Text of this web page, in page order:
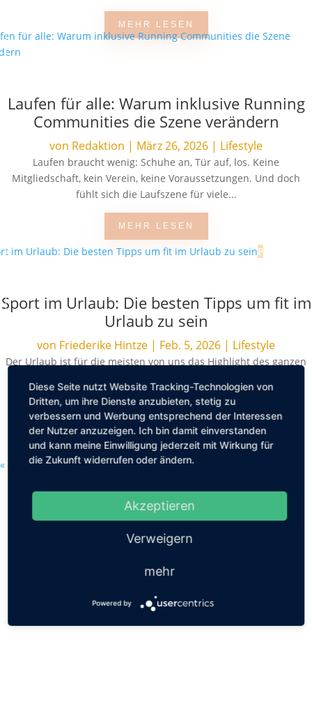
MEHR LESEN
Laufen für alle: Warum inklusive Running
Communities die Szene verändern
von Redaktion | März 26, 2026 | Lifestyle
Laufen braucht wenig: Schuhe an, Tür auf, los. Keine
Mitgliedschaft, kein Verein, keine Voraussetzungen. Und doch
fühlt sich die Laufszene für viele...
MEHR LESEN
Sport im Urlaub: Die besten Tipps um fit im
Urlaub zu sein
von Friederike Hintze | Feb. 5, 2026 | Lifestyle
Der Urlaub ist für die meisten von uns das Highlight des ganzen
Wänden, die Seele baumeln...
MEHR LESEN
« Ältere Einträge
Diese Seite nutzt Website Tracking-Technologien von
Dritten, um ihre Dienste anzubieten, stetig zu
verbessern und Werbung entsprechend der Interessen
der Nutzer anzuzeigen. Ich bin damit einverstanden
und kann meine Einwilligung jederzeit mit Wirkung für
die Zukunft widerrufen oder ändern.
Akzeptieren
Verweigern
mehr
Powered by